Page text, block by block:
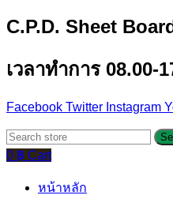
C.P.D. Sheet
เวลาทำการ 08.00-
Facebook Twitter Instagram
0 ฿ Cart
หน้าหลัก